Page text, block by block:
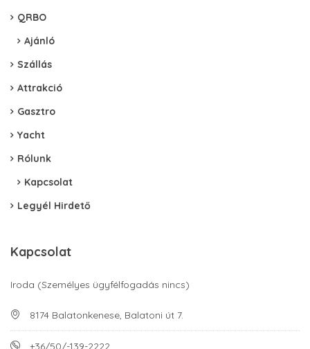
QRBO
Ajánló
Szállás
Attrakció
Gasztro
Yacht
Rólunk
Kapcsolat
Legyél Hirdető
Kapcsolat
Iroda (Személyes ügyfélfogadás nincs)
8174 Balatonkenese, Balatoni út 7.
+36/50/-139-2222